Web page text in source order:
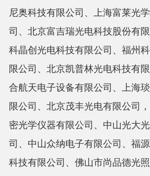
尼奥科技有限公司、上海富莱光
司、北京富吉瑞光电科技股份有
科晶创光电科技有限公司、福州
限公司、北京凯普林光电科技有
合航天电子设备有限公司、上海
限公司、北京茂丰光电有限公司
密光学仪器有限公司、中山光大
司、中山众纳电子有限公司、福
科技有限公司、佛山市尚品德光